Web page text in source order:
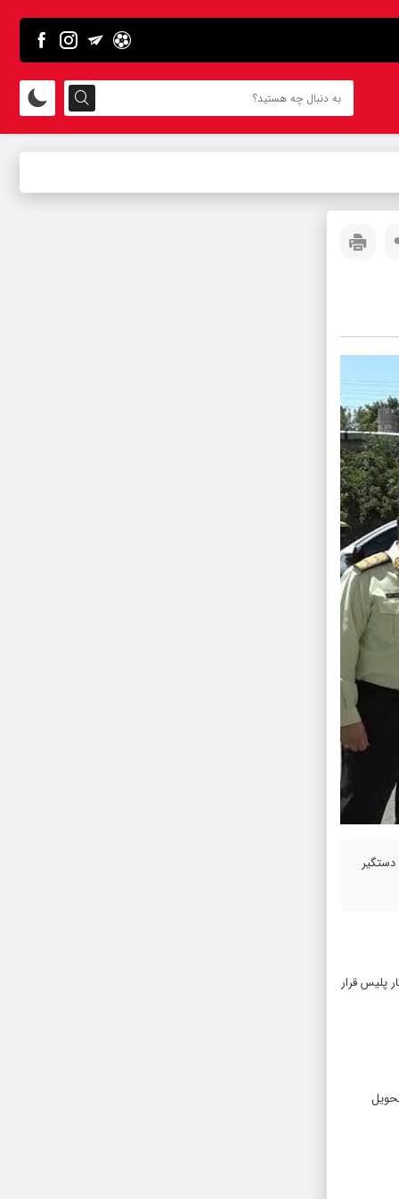
و خانه باغ در این شهرستان طی سال‌جاری خبر داد و گفت: در این راستا ۴۶ سارق دستگیر
پلیس قرار
شده و ۴۶ سارق دستگیر و تحویل